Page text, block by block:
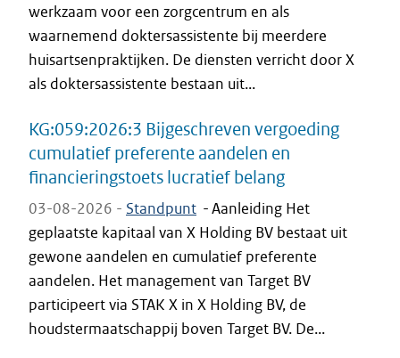
werkzaam voor een zorgcentrum en als
waarnemend doktersassistente bij meerdere
huisartsenpraktijken. De diensten verricht door X
als doktersassistente bestaan uit...
KG:059:2026:3 Bijgeschreven vergoeding
cumulatief preferente aandelen en
financieringstoets lucratief belang
03-08-2026 - Standpunt -Aanleiding Het
geplaatste kapitaal van X Holding BV bestaat uit
gewone aandelen en cumulatief preferente
aandelen. Het management van Target BV
participeert via STAK X in X Holding BV, de
houdstermaatschappij boven Target BV. De...